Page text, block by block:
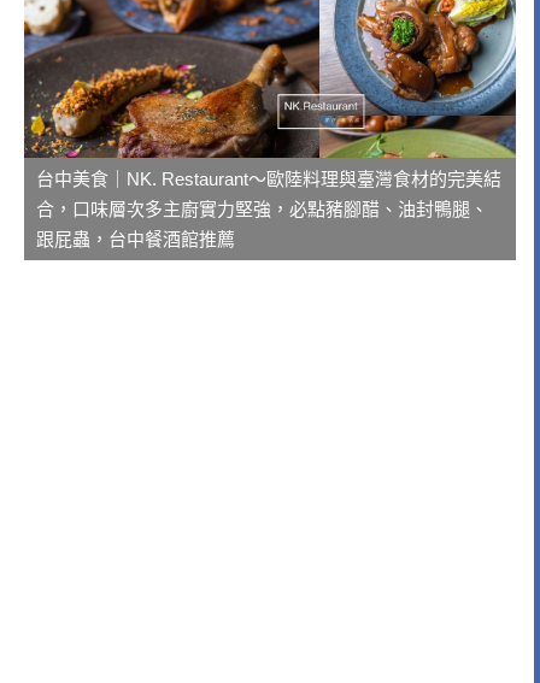
台中美食｜NK. Restaurant～歐陸料理與臺灣食材的完美結
合，口味層次多主廚實力堅強，必點豬腳醋、油封鴨腿、
跟屁蟲，台中餐酒館推薦